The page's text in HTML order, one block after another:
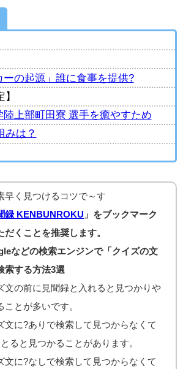
ーの起源」誰に食事を提供?
陸上部町田寮 選手を癒やすため
みは？
早く見つけるコツで～す
録 KENBUNROKU 」をブックマーク
だくことを推奨します。
などの検索エンジンで「クイズの文
索する方法3選
文の前に見聞録と入れると見つかりや
ことが多いです。
文に?ありで検索して見つからなくて
ると見つかることがあります。
文に?なしで検索して見つからなくて